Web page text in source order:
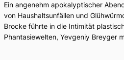
Ein angenehm apokalyptischer
von Haushaltsunfällen und
Brocke führte in die Intimität
Phantasiewelten, Yevgeniy Breyger